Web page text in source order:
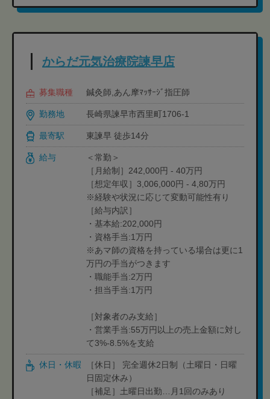
からだ元気治療院諫早店
募集職種 鍼灸師,あん摩ﾏｯｻｰｼﾞ指圧師
勤務地 長崎県諫早市西里町1706-1
最寄駅 東諫早 徒歩14分
給与
＜常勤＞
［月給制］242,000円 - 40万円
［想定年収］3,006,000円 - 4,80万円
※経験や状況に応じて変動可能性有り
［給与内訳］
・基本給:202,000円
・資格手当:1万円
※あマ師の資格を持っている場合は更に1
万円の手当がつきます
・職能手当:2万円
・担当手当:1万円
［対象者のみ支給］
・営業手当:55万円以上の売上金額に対し
て3%-8.5%を支給
休日・休暇
［休日］ 完全週休2日制（土曜日・日曜
日固定休み）
［補足］土曜日出勤…月1回のみあり